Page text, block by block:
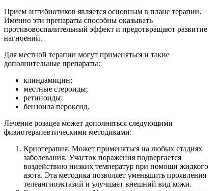
Прием антибиотиков является основным в плане терапии.
Именно эти препараты способны оказывать
противовоспалительный эффект и предотвращают развитие
нагноений.
Для местной терапии могут применяться и такие
дополнительные препараты:
клиндамицин;
местные стероиды;
ретиноиды;
бензоила пероксид.
Лечение розацеа может дополняться следующими
физиотерапевтическими методиками:
Криотерапия. Может применяться на любых стадиях
заболевания. Участок поражения подвергается
воздействию низких температур при помощи жидкого
азота. Эта методика позволяет уменьшить проявления
телеангиоэктазий и улучшает внешний вид кожи.